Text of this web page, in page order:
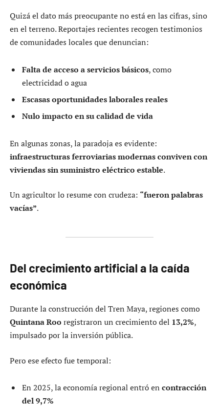
Quizá el dato más preocupante no está en las cifras, sino
en el terreno. Reportajes recientes recogen testimonios
de comunidades locales que denuncian:
Falta de acceso a servicios básicos, como
electricidad o agua
Escasas oportunidades laborales reales
Nulo impacto en su calidad de vida
En algunas zonas, la paradoja es evidente:
infraestructuras ferroviarias modernas conviven con
viviendas sin suministro eléctrico estable.
Un agricultor lo resume con crudeza: “fueron palabras
vacías”.
Del crecimiento artificial a la caída
económica
Durante la construcción del Tren Maya, regiones como
Quintana Roo registraron un crecimiento del 13,2%,
impulsado por la inversión pública.
Pero ese efecto fue temporal:
En 2025, la economía regional entró en contracción
del 9,7%